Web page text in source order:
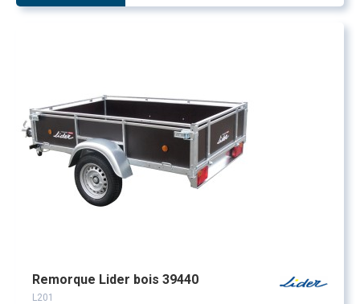
Remorque Lider bois 39440
L201